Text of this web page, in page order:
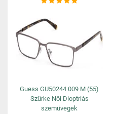
Guess GU50244 009 M (55)
Szürke Női Dioptriás
szemüvegek